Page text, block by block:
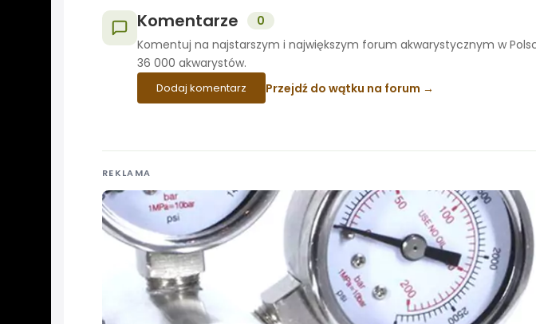
Komentarze
0
Komentuj na najstarszym i największym forum akwarystycznym w
36 000 akwarystów.
Dodaj komentarz Przejdź do wątku na forum
REKLAMA